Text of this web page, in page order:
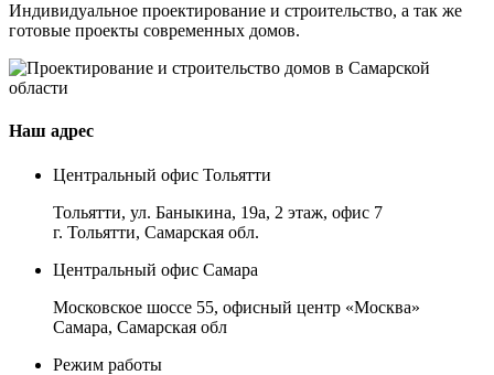
Индивидуальное проектирование и строительство, а так же
готовые проекты современных домов.
Наш адрес
Центральный офис Тольятти
Тольятти, ул. Баныкина, 19а, 2 этаж, офис 7
г. Тольятти, Самарская обл.
Центральный офис Самара
Московское шоссе 55, офисный центр «Москва»
Самара, Самарская обл
Режим работы